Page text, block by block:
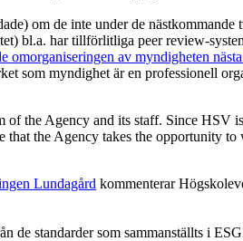
om de inte under de nästkommande
bl.a. har tillförlitliga peer review-
omorganiseringen av myndigheten
som myndighet är en professionell
the Agency and its staff. Since HSV
the Agency takes the opportunity
Lundagård kommenterar
de standarder som sammanställts i